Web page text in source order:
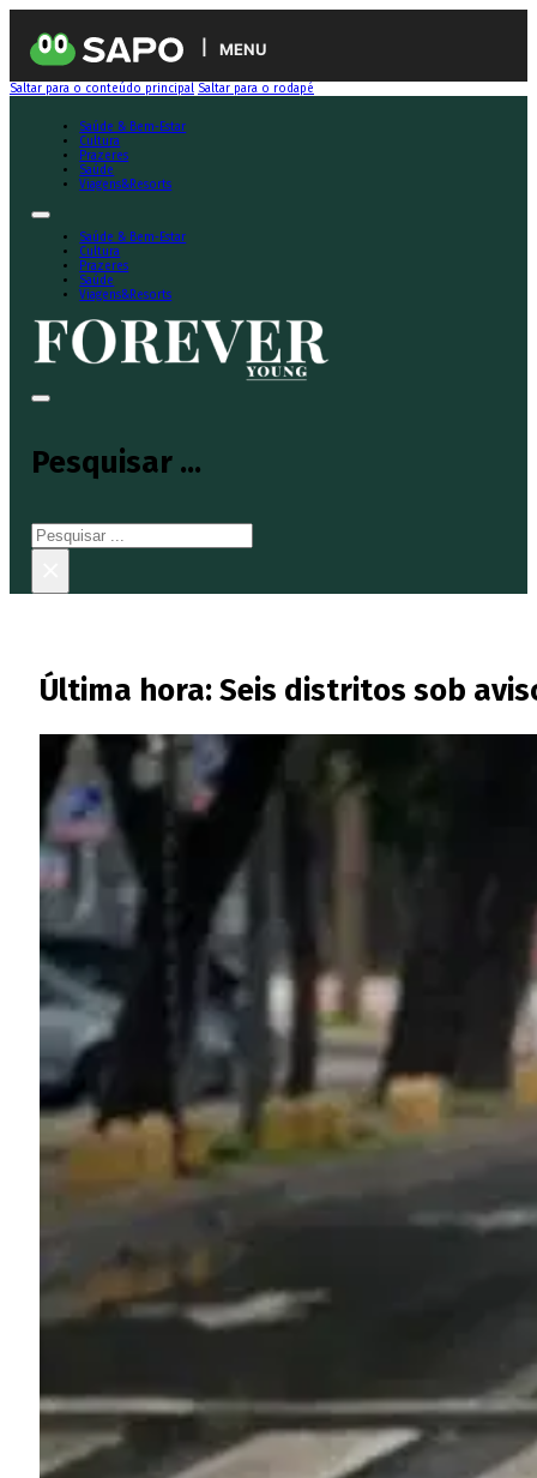
MENU
Saltar para o conteúdo principal Saltar para o rodapé
Saúde & Bem-Estar
Cultura
Prazeres
Saúde
Viagens&Resorts
Saúde & Bem-Estar
Cultura
Prazeres
Saúde
Viagens&Resorts
Pesquisar ...
Pesquisar
Última hora: Seis distritos sob